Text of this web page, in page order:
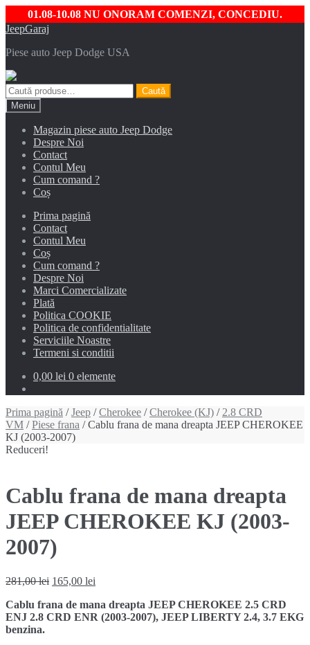
01.08-10.08 NU ONORAM COMENZI, CONCEDIU.
Sari
navigare
Sari
conținut
JeepGaraj
Piese auto Jeep Dodge USA
Caută
după:
Caută
Meniu
Magazin piese auto Jeep Dodge
Despre Noi
Contact
Contul Meu
Cum comand ?
Coș
Prima pagină
Contact
Contul Meu
Coș
Cum comand ?
Despre Noi
Marci Comercializate
Plată
Politica COOKIE
Politica de confidentialitate
Serviciile Noastre
Termeni si conditii
0,00 lei 0 elemente
Prima pagină /Jeep /Cherokee /Cherokee (KJ) / 2.8 CRD
VM /Piese frana / Cablu frana de mana dreapta JEEP CHEROKEE
KJ (2003-2007)
Reduceri!
Cablu frana de mana dreapta
JEEP CHEROKEE KJ (2003-
2007)
281,00lei Prețul
a
fost:
165,00 lei
este:
165,00 lei.
Cablu frana de mana dreapta JEEP CHEROKEE 2.5 CRD
ENJ 2.8 CRD ENR (2003-2007), JEEP LIBERTY 2.4, 3.7 EKG
benzina.